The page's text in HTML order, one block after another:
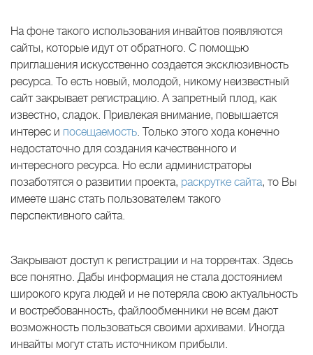
На фоне такого использования инвайтов появляются
сайты, которые идут от обратного. С помощью
приглашения искусственно создается эксклюзивность
ресурса. То есть новый, молодой, никому неизвестный
сайт закрывает регистрацию. А запретный плод, как
известно, сладок. Привлекая внимание, повышается
интерес и посещаемость. Только этого хода конечно
недостаточно для создания качественного и
интересного ресурса. Но если администраторы
позаботятся о развитии проекта, раскрутке сайта, то Вы
имеете шанс стать пользователем такого
перспективного сайта.
Закрывают доступ к регистрации и на торрентах. Здесь
все понятно. Дабы информация не стала достоянием
широкого круга людей и не потеряла свою актуальность
и востребованность, файлообменники не всем дают
возможность пользоваться своими архивами. Иногда
инвайты могут стать источником прибыли.